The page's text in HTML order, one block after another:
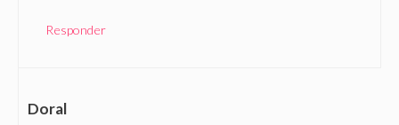
Responder
Doral